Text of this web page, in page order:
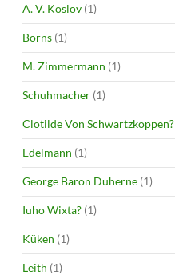
A. V. Koslov (1)
Börns (1)
M. Zimmermann (1)
Schuhmacher (1)
Clotilde Von Schwartzkoppen?
Edelmann (1)
George Baron Duherne (1)
Iuho Wixta? (1)
Küken (1)
Leith (1)